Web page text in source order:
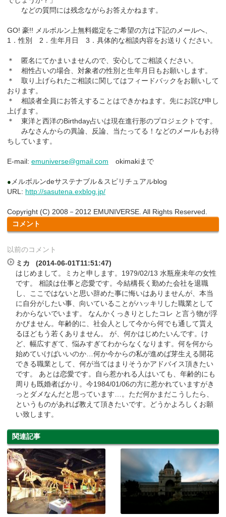
などの質問には残念ながらお答えかねます。
GO! 豪!! メルボルン上無料鑑定をご希望の方は下記のメールへ、
1．性別 2．生年月日 3．具体的な相談内容をお送りください。
＊ 匿名にてかまいませんので、安心してご相談ください。
＊ 相性占いの場合、対象者の性別と生年月日もお願いします。
＊ 取り上げられたご相談に関してはフィードバックをお願いして
おります。
＊ 相談者全員にお答えすることはできかねます。先にお詫び申し
上げます。
＊ 東洋と西洋のBirthday占いは現在進行形のプロジェクトです。
みなさんからの異論、反論、当たってる！などのメールもお待
ちしています。
E-mail: emuniverse@gmail.com okimakiまで
● メルボルンdeサステナブル＆スピリチュアルblog
URL: http://sasutena.exblog.jp/
Copyright (C) 2008－2012 EMUNIVERSE. All Rights Reserved.
コメント
以前のコメント
ミカ (2014-06-01T11:51:47)
はじめまして。ミカと申します。1979/02/13 水瓶座未年の女性
です。 相談は仕事と恋愛です。今結構長く勤めた会社を退職
し、ここではないと思い辞めた事に悔いはありませんが、本当
に自分がしたい事、向いていることがハッキリした職業として
わからないでいます。 なんかくっきりとしたコレ と言う物が浮
かびません。年齢的に、社会人として今から何でも通して貰え
るほどもう若くありません。 が、何かはじめたいんです。け
ど、幅広すぎて、悩みすぎてわからなくなります。何を何から
始めていけばいいのか…何か今からの私が進めば芽生える開花
できる職業として、何が当てはまりそうかアドバイス頂きたい
です。 あとは恋愛です。自ら惹かれる人はいても、年齢的にも
周りも既婚者ばかり。今1984/01/06の方に惹かれていますがき
っとダメなんだと思っています…。ただ何かまだこうしたら、
というものがあれば教えて頂きたいです。どうかよろしくお願
い致します。
関連記事